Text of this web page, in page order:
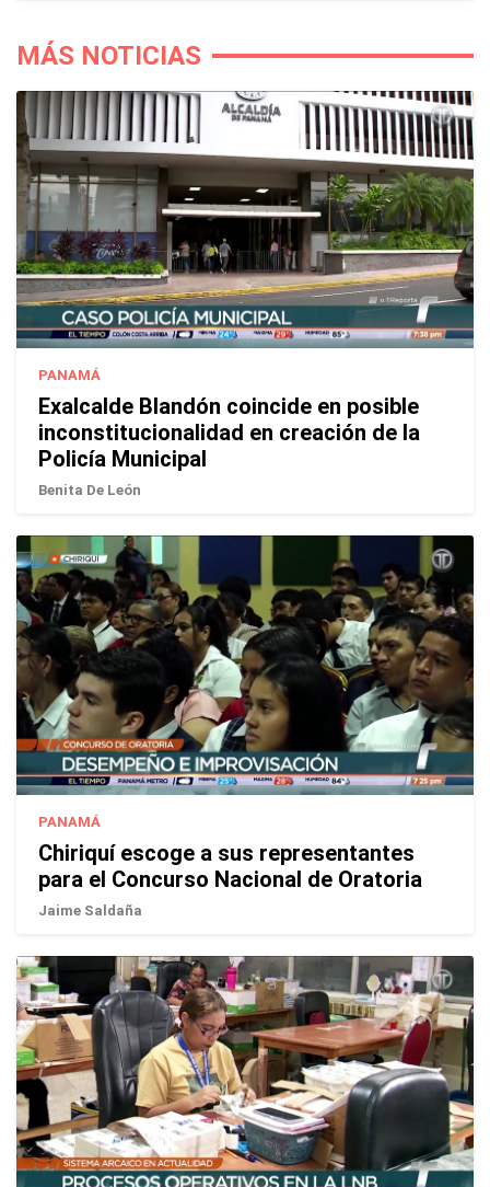
MÁS NOTICIAS
PANAMÁ
Exalcalde Blandón coincide en posible
inconstitucionalidad en creación de la
Policía Municipal
Benita De León
PANAMÁ
Chiriquí escoge a sus representantes
para el Concurso Nacional de Oratoria
Jaime Saldaña